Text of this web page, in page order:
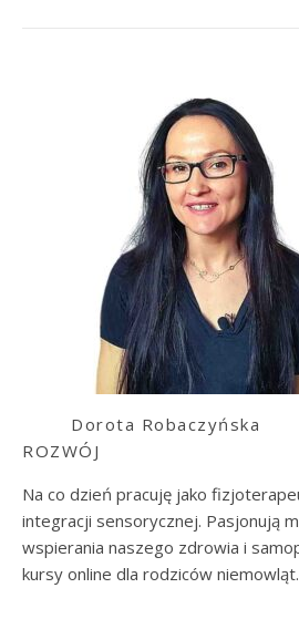
Dorota Robaczyńska
ROZWÓJ
Na co dzień pracuję jako
integracji sensorycznej. Pasjonują
wspierania naszego zdrowia i
kursy online dla rodziców niemowląt.